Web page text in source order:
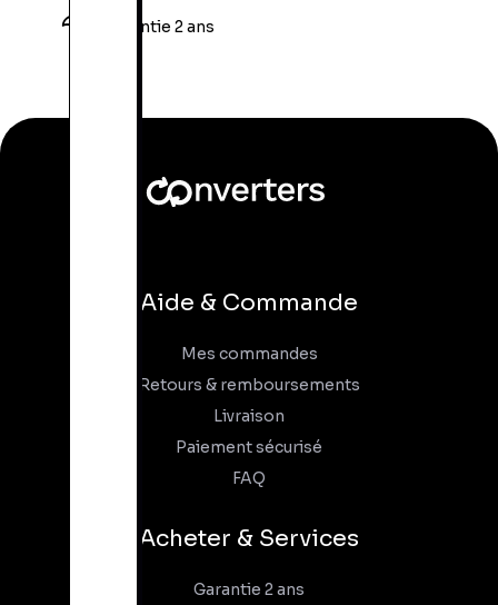
Garantie 2 ans
Aide & Commande
Mes commandes
Retours & remboursements
Livraison
Paiement sécurisé
FAQ
Acheter & Services
Garantie 2 ans